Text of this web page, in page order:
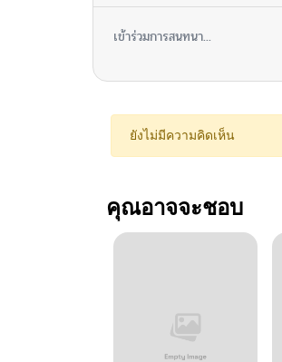
เข้าร่วมการสนทนา...
ยังไม่มีความคิดเห็น
คุณอาจจะชอบ